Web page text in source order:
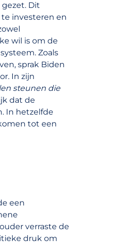
Dit
investeren en
wil is om de
Zoals
sprak Biden
In zijn
steunen die
dat de
In hetzelfde
tot een
een
verraste de
druk om